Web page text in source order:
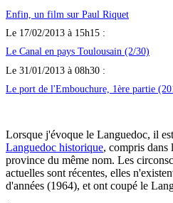
Enfin, un film sur Paul Riquet
Le 17/02/2013 à 15h15 :
Le Canal en pays Toulousain (2/30)
Le 31/01/2013 à 08h30 :
Le port de l'Embouchure, 1ère partie
Lorsque j'évoque le Languedoc, il
Languedoc historique, compris dans
province du même nom. Les
actuelles sont récentes, elles
d'années (1964), et ont coupé le